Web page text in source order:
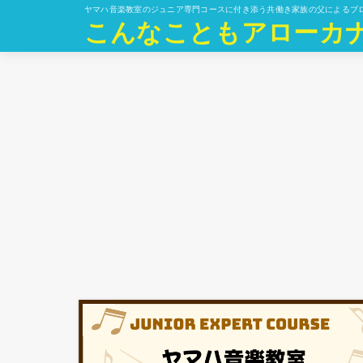
ヤマハ音楽教室のジュニア専門コースに付き添う共働き家族の父によるブ
こんなこともアローカ